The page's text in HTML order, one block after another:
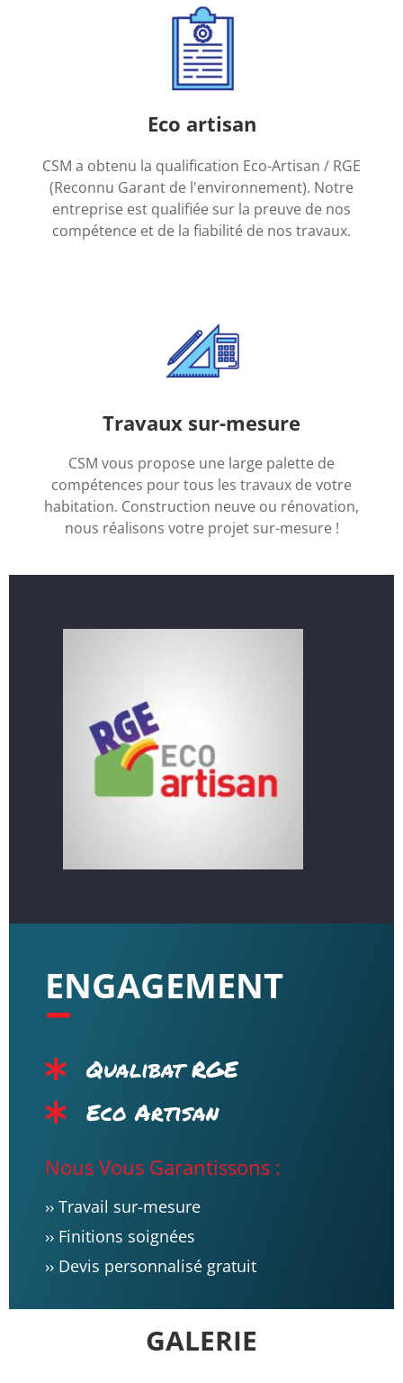
Eco artisan
CSM a obtenu la qualification Eco-Artisan / RGE
(Reconnu Garant de l'environnement). Notre
entreprise est qualifiée sur la preuve de nos
compétence et de la fiabilité de nos travaux.
Travaux sur-mesure
CSM vous propose une large palette de
compétences pour tous les travaux de votre
habitation. Construction neuve ou rénovation,
nous réalisons votre projet sur-mesure !
ENGAGEMENT
Qualibat RGE
Eco Artisan
Nous Vous Garantissons :
›› Travail sur-mesure
›› Finitions soignées
›› Devis personnalisé gratuit
GALERIE